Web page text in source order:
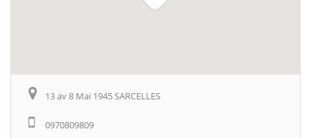
13 av 8 Mai 1945 SARCELLES
0970809809